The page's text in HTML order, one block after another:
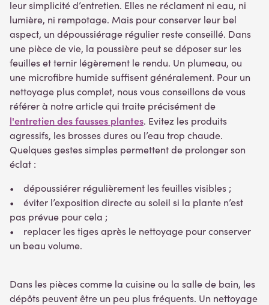
leur simplicité d’entretien. Elles ne réclament ni eau, ni
lumière, ni rempotage. Mais pour conserver leur bel
aspect, un dépoussiérage régulier reste conseillé. Dans
une pièce de vie, la poussière peut se déposer sur les
feuilles et ternir légèrement le rendu. Un plumeau, ou
une microfibre humide suffisent généralement. Pour un
nettoyage plus complet, nous vous conseillons de vous
référer à notre article qui traite précisément de
l'entretien des fausses plantes. Evitez les produits
agressifs, les brosses dures ou l’eau trop chaude.
Quelques gestes simples permettent de prolonger son
éclat :
• dépoussiérer régulièrement les feuilles visibles ;
• éviter l’exposition directe au soleil si la plante n’est
pas prévue pour cela ;
• replacer les tiges après le nettoyage pour conserver
un beau volume.
Dans les pièces comme la cuisine ou la salle de bain, les
dépôts peuvent être un peu plus fréquents. Un nettoyage